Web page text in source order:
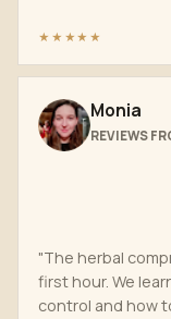
★★★★★
Monia
REVIEWS
"The herbal
first hour. We
control and how